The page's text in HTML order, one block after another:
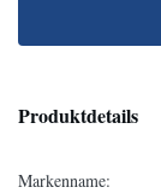
Produktdetails
Markenname: